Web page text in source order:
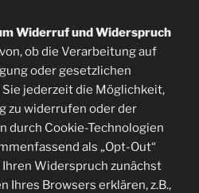
Widerruf und Widerspruch
ob die Verarbeitung auf
oder gesetzlichen
jederzeit die Möglichkeit,
zu widerrufen oder der
durch Cookie-Technologien
als „Opt-Out“
Widerspruch zunächst
Ihres Browsers erklären, z.B.,